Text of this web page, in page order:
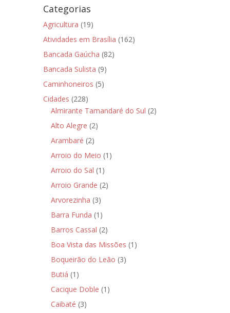
Categorias
Agricultura (19)
Atividades em Brasília (162)
Bancada Gaúcha (82)
Bancada Sulista (9)
Caminhoneiros (5)
Cidades (228)
Almirante Tamandaré do Sul (2)
Alto Alegre (2)
Arambaré (2)
Arroio do Meio (1)
Arroio do Sal (1)
Arroio Grande (2)
Arvorezinha (3)
Barra Funda (1)
Barros Cassal (2)
Boa Vista das Missões (1)
Boqueirão do Leão (3)
Butiá (1)
Cacique Doble (1)
Caibaté (3)